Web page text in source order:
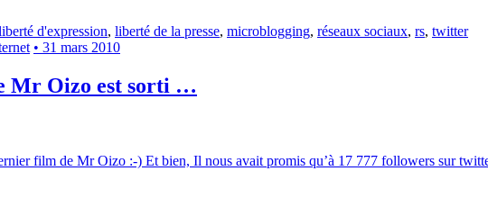
d'expression, liberté de la presse, microblogging, réseaux sociaux, rs, twitter
• 31 mars 2010
Mr Oizo est sorti …
film de Mr Oizo :-) Et bien, Il nous avait promis qu’à 17 777 followers sur